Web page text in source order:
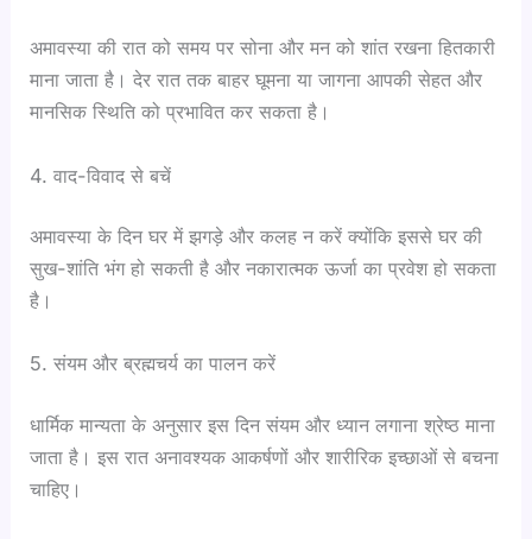
अमावस्या की रात को समय पर सोना और मन को शांत रखना हितकारी
माना जाता है। देर रात तक बाहर घूमना या जागना आपकी सेहत और
मानसिक स्थिति को प्रभावित कर सकता है।
4. वाद-विवाद से बचें
अमावस्या के दिन घर में झगड़े और कलह न करें क्योंकि इससे घर की
सुख-शांति भंग हो सकती है और नकारात्मक ऊर्जा का प्रवेश हो सकता
है।
5. संयम और ब्रह्मचर्य का पालन करें
धार्मिक मान्यता के अनुसार इस दिन संयम और ध्यान लगाना श्रेष्ठ माना
जाता है। इस रात अनावश्यक आकर्षणों और शारीरिक इच्छाओं से बचना
चाहिए।